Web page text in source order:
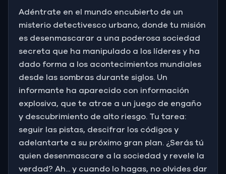
Adéntrate en el mundo encubierto de un
misterio detectivesco urbano, donde tu misión
es desenmascarar a una poderosa sociedad
secreta que ha manipulado a los líderes y ha
dado forma a los acontecimientos mundiales
desde las sombras durante siglos. Un
informante ha aparecido con información
explosiva, que te atrae a un juego de engaño
y descubrimiento de alto riesgo. Tu tarea:
seguir las pistas, descifrar los códigos y
adelantarte a su próximo gran plan. ¿Serás tú
quien desenmascare a la sociedad y revele la
verdad? Ah... y cuando lo hagas, no olvides dar